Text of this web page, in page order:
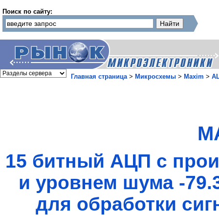
Поиск по сайту:
Главная страница> Микросхемы > Maxim >
15 битный АЦП с
и уровнем шума -
для обработки